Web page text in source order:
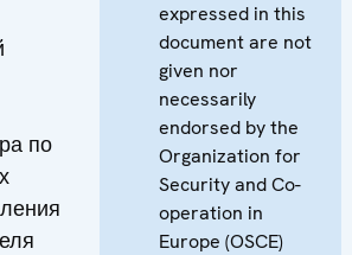
по
expressed in this
document are not
given nor
necessarily
endorsed by the
Organization for
Security and Co-
operation in
Europe (OSCE)